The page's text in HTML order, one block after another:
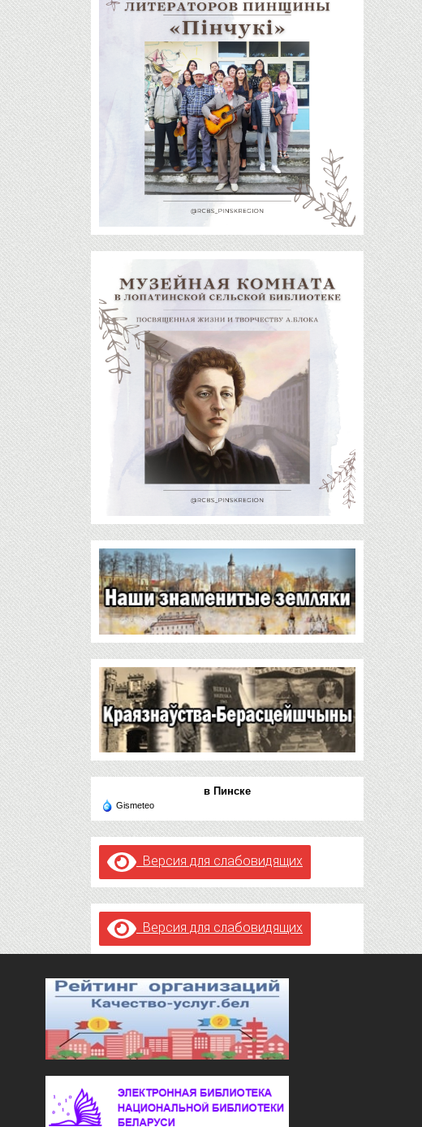
в Пинске
Gismeteo
Версия для слабовидящих
Версия для слабовидящих